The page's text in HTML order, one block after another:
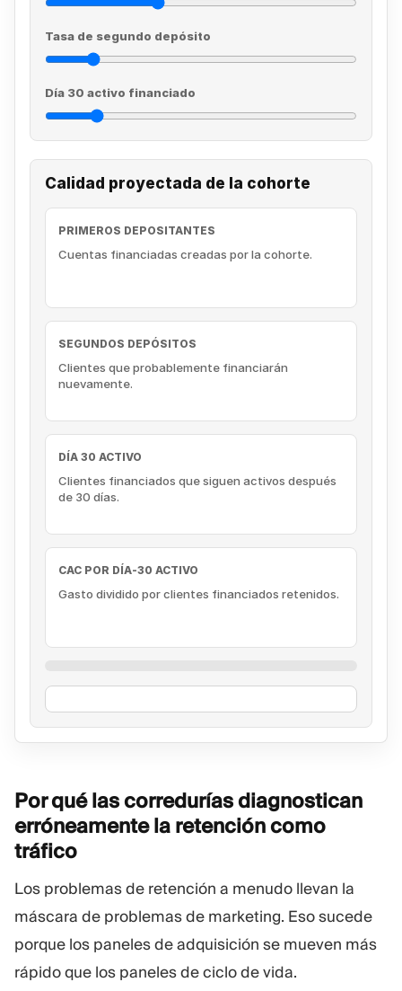
Tasa de segundo depósito
Día 30 activo financiado
Calidad proyectada de la cohorte
PRIMEROS DEPOSITANTES
Cuentas financiadas creadas por la cohorte.
SEGUNDOS DEPÓSITOS
Clientes que probablemente financiarán
nuevamente.
DÍA 30 ACTIVO
Clientes financiados que siguen activos después
de 30 días.
CAC POR DÍA-30 ACTIVO
Gasto dividido por clientes financiados retenidos.
Por qué las corredurías diagnostican
erróneamente la retención como
tráfico
Los problemas de retención a menudo llevan la
máscara de problemas de marketing. Eso sucede
porque los paneles de adquisición se mueven más
rápido que los paneles de ciclo de vida.